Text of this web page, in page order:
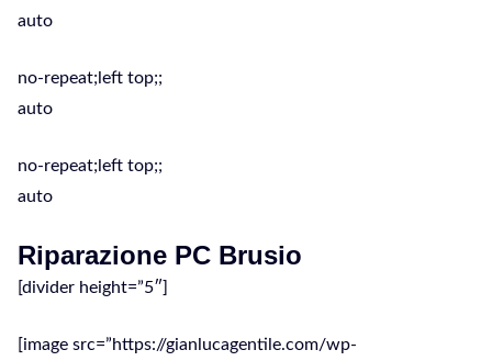
auto
no-repeat;left top;;
auto
no-repeat;left top;;
auto
Riparazione PC Brusio
[divider height=”5″]
[image src=”https://gianlucagentile.com/wp-